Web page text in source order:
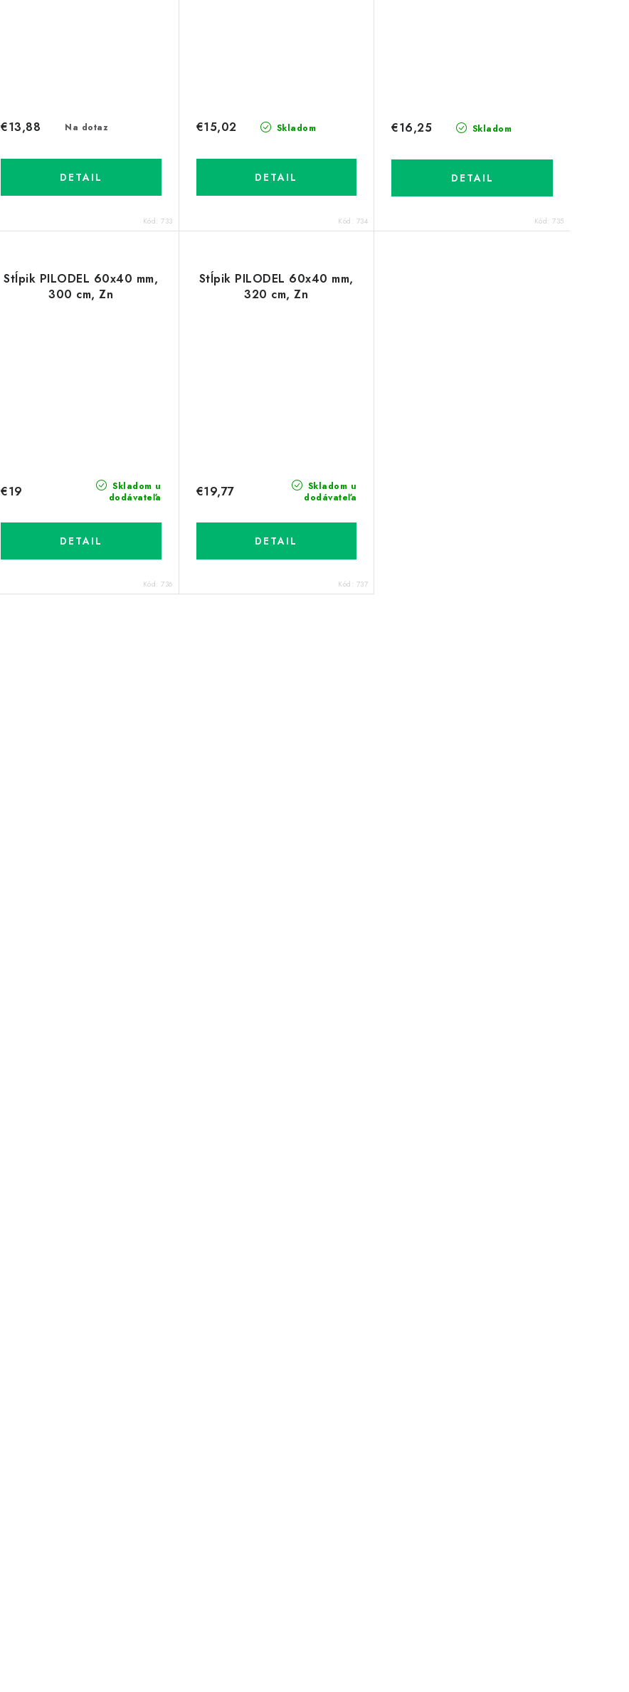
Na dotaz
€13,88
DETAIL
Kód:733
Skladom
€15,02
DETAIL
Kód: 734
Skladom
€16,25
DETAIL
Kód:735
Stĺpik PILODEL 60x40 mm,
300 cm, Zn
Skladom u
dodávateľa
€19
DETAIL
Kód:736
Stĺpik PILODEL 60x40 mm,
320 cm, Zn
Skladom u
dodávateľa
€19,77
DETAIL
Kód: 737